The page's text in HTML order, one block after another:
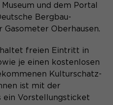
Sitzungs- Identifikation
Herkunft des Besuchers.
und dem Portal
Bergbau-
Gasometer Oberhausen.
freien Eintritt in
je einen kostenlosen
Kulturschatz-
ist mit der
ein Vorstellungsticket